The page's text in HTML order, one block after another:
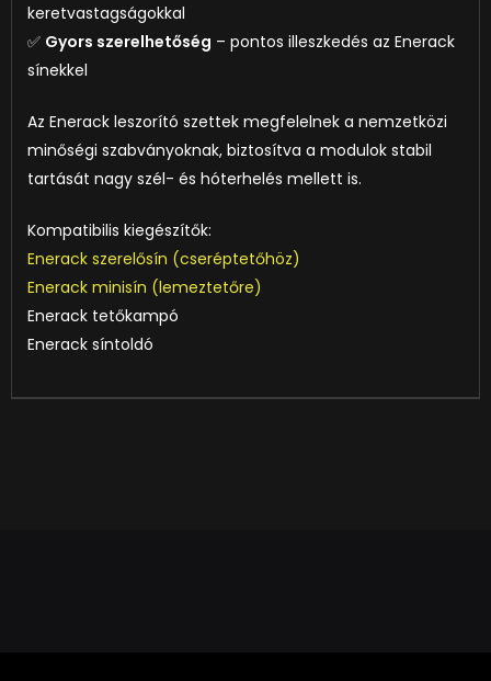
keretvastagságokkal
✅ Gyors szerelhetőség – pontos illeszkedés az Enerack
sínekkel
Az Enerack leszorító szettek megfelelnek a nemzetközi
minőségi szabványoknak, biztosítva a modulok stabil
tartását nagy szél- és hóterhelés mellett is.
Kompatibilis kiegészítők:
Enerack szerelősín (cseréptetőhöz)
Enerack minisín (lemeztetőre)
Enerack tetőkampó
Enerack síntoldó